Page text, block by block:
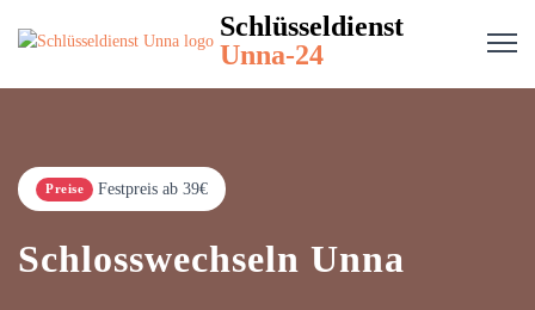
Schlüsseldienst
Unna-24
Preise Festpreis ab 39€
Schlosswechseln Unna